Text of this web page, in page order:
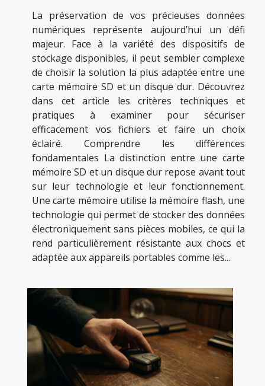
La préservation de vos précieuses données
numériques représente aujourd’hui un défi
majeur. Face à la variété des dispositifs de
stockage disponibles, il peut sembler complexe
de choisir la solution la plus adaptée entre une
carte mémoire SD et un disque dur. Découvrez
dans cet article les critères techniques et
pratiques à examiner pour sécuriser
efficacement vos fichiers et faire un choix
éclairé. Comprendre les différences
fondamentales La distinction entre une carte
mémoire SD et un disque dur repose avant tout
sur leur technologie et leur fonctionnement.
Une carte mémoire utilise la mémoire flash, une
technologie qui permet de stocker des données
électroniquement sans pièces mobiles, ce qui la
rend particulièrement résistante aux chocs et
adaptée aux appareils portables comme les...